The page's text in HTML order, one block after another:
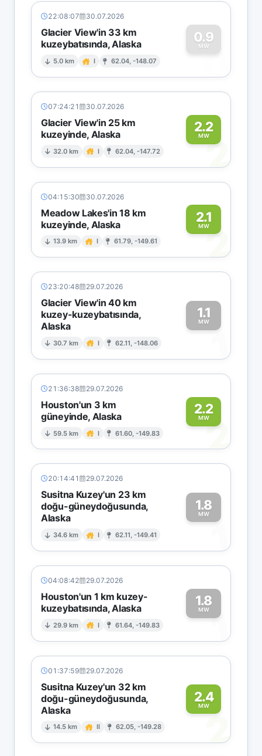
22:08:07 30.07.2026
Glacier View'in 33 km
kuzeybatısında, Alaska
5.0 km I 62.04, -148.07
0.9
MW
0
07:24:21 30.07.2026
Glacier View'in 25 km
kuzeyinde, Alaska
32.0 km I 62.04, -147.72
2.2
MW2
04:15:30 30.07.2026
Meadow Lakes'in 18 km
kuzeyinde, Alaska
13.9 km I 61.79, -149.61
2.1
MW2
23:20:48 29.07.2026
Glacier View'in 40 km
kuzey-kuzeybatısında,
Alaska
30.7 km I 62.11, -148.06
1.1
MW
1
21:36:38 29.07.2026
Houston'un 3 km
güneyinde, Alaska
59.5 km I 61.60, -149.83
2.2
MW2
20:14:41 29.07.2026
Susitna Kuzey'un 23 km
doğu-güneydoğusunda,
Alaska
34.6 km I 62.11, -149.41
1.8
MW
1
04:08:42 29.07.2026
Houston'un 1 km kuzey-
kuzeybatısında, Alaska
29.9 km I 61.64, -149.83
1.8
MW1
01:37:59 29.07.2026
Susitna Kuzey'un 32 km
doğu-güneydoğusunda,
Alaska
14.5 km II 62.05, -149.28
2.4
MW
2